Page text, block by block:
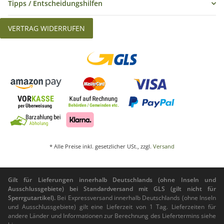
Lieferumfang:
1x Graufilter Fader 46 mm
Tipps / Entscheidungshilfen
VERTRAG WIDERRUFEN
* Alle Preise inkl. gesetzlicher USt., zzgl. Versand
Gilt für Lieferungen innerhalb Deutschlands (ohne Inseln und
Ausschlussgebiete) bei Standardversand mit GLS (gilt nicht für
Sperrgutartikel). Bei Expressversand innerhalb Deutschlands (ohne Inseln
und Ausschlussgebiete) gilt eine Lieferzeit von 1 Tag. Lieferzeiten für
andere Länder und Informationen zur Berechnung des Liefertermins siehe